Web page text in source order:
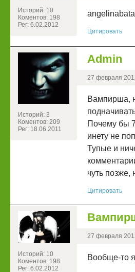
Историй: 10
Коментов: 198
Рег: 6.02.2012
Цитировать
Историй: 3
Коментов: 209
Рег: 18.06.2011
Admin
27 февраля
Вампирша,
Почему бы
инету не
Тупые и
чуть позже,
Цитировать
Историй: 10
Коментов: 198
Рег: 6.02.2012
27 февраля
Вообще-то